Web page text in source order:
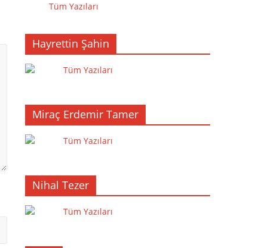
Tüm Yazıları
Hayrettin Şahin
Tüm Yazıları
Miraç Erdemir Tamer
Tüm Yazıları
Nihal Tezer
Tüm Yazıları